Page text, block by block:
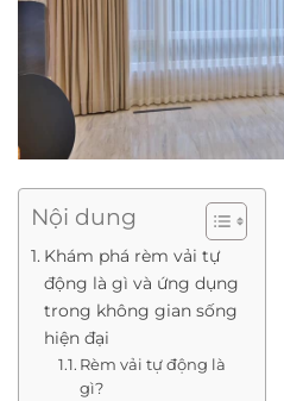
Nội dung
Khám phá rèm vải tự
động là gì và ứng dụng
trong không gian sống
hiện đại
Rèm vải tự động là
gì?